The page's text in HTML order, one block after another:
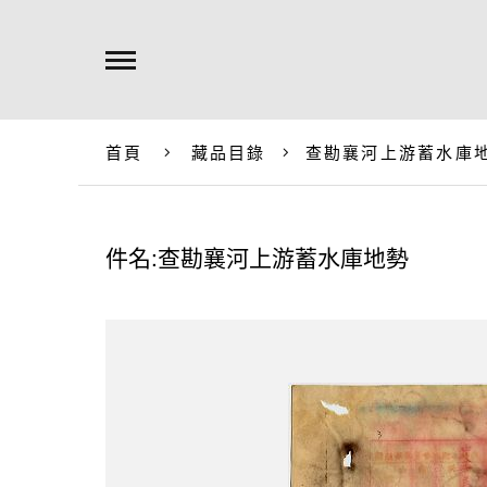
首頁 藏品目錄 查勘襄河上游蓄水庫
件名:查勘襄河上游蓄水庫地勢